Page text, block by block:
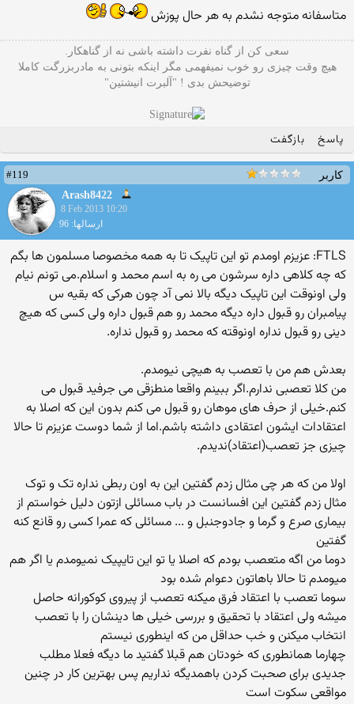
متاسفانه متوجه نشدم به هر حال پوزش
سعی کن از گناه نفرت داشته باشی نه از گناهکار.
هیچ وقت چیزی رو خوب نمیفهمی مگر اینکه بتونی به مادربزرگت کاملا
توضیحش بدی ! "آلبرت انیشتین"
پاسخ بازگفت
کاربر
#119
Arash8422
8 Feb 2013 10:20
ارسالها: 96
FTLS: عزیزم اومدم تو این تاپیک تا به همه مخصوصا مسلمون ها بگم
که چه کلاهی داره سرشون می ره به اسم محمد و اسلام.می تونم نیام
ولی اونوقت این تاپیک دیگه بالا نمی آد چون هرکی که بقیه س
پیامبران رو قبول داره دیگه محمد رو هم قبول داره ولی کسی که هیچ
دینی رو قبول نداره اونوقته که محمد رو قبول نداره.
بعدش هم من با تعصب به هیچی نیومدم.
من کلا تعصبی ندارم.اگر ببینم واقعا منطزقی می جرفید قبول می
کنم.خیلی از حرف های موهان رو قبول می کنم بدون این که اصلا به
اعتقادات ایشون اعتقادی داشته باشم.اما از شما دوست عزیزم تا حالا
چیزی جز تعصب(اعتقاد)ندیدم.
اولا من که هر چی مثال زدم گفتین این به اون ربطی نداره تک و توک
مثال زدم گفتین این افسانست در باب مسائلی ازتون دلیل خواستم از
بیماری صرع و گرما و جادوجنبل و ... مسائلی که عمرا کسی رو قانع کنه
گفتین
دوما من اگه متعصب بودم که اصلا یا تو این تایپیک نمیومدم یا اگر هم
میومدم تا حالا باهاتون دعوام شده بود
سوما تعصب با اعتقاد فرق میکنه تعصب از پیروی کوکورانه حاصل
میشه ولی اعتقاد با تحقیق و بررسی خیلی ها دینشان را با تعصب
انتخاب میکنن و خب حداقل من که اینطوری نیستم
چهارما همانطوری که خودتان هم قبلا گفتید ما دیگه فعلا مطلب
جدیدی برای صحبت کردن باهمدیگه نداریم پس بهترین کار در چنین
مواقعی سکوت است